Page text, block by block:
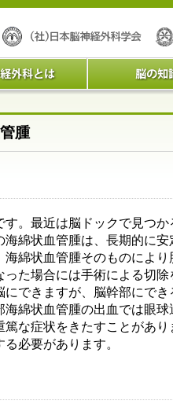
腫
。最近は脳ドックで見つ
綿状血管腫は、長期的に
綿状血管腫そのものによ
た場合には手術による切
できますが、脳幹部にで
綿状血管腫の出血では眼
な症状をきたすことがあ
必要があります。